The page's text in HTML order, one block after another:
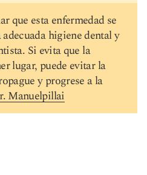
que esta enfermedad se
higiene dental y
Si evita que la
lugar, puede evitar la
y progrese a la
Manuelpillai